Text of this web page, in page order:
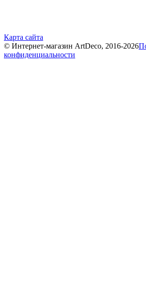
Карта сайта
© Интернет-магазин ArtDeco, 2016-2026
конфиденциальности